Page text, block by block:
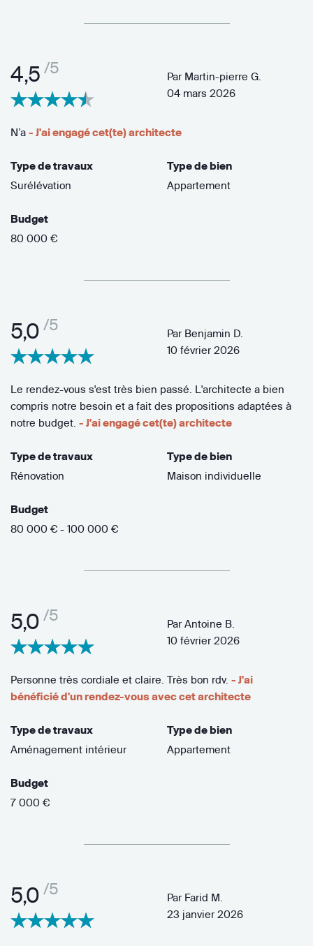
4,5 /5 Par Martin-pierre G.
04 mars 2026
N’a - J'ai engagé cet(te) architecte
Type de travaux
Surélévation
Type de bien
Appartement
Budget
80 000 €
5,0 /5 Par Benjamin D.
10 février 2026
Le rendez-vous s'est très bien passé. L'architecte a bien
compris notre besoin et a fait des propositions adaptées à
notre budget. - J'ai engagé cet(te) architecte
Type de travaux
Rénovation
Type de bien
Maison individuelle
Budget
80 000 € - 100 000 €
5,0 /5 Par Antoine B.
10 février 2026
Personne très cordiale et claire. Très bon rdv. - J'ai
bénéficié d'un rendez-vous avec cet architecte
Type de travaux
Aménagement intérieur
Type de bien
Appartement
Budget
7 000 €
5,0 /5 Par Farid M.
23 janvier 2026